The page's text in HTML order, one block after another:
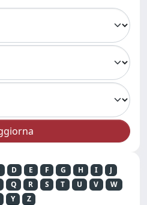
D E F G H I
J
Q R S T U V
W
Y Z